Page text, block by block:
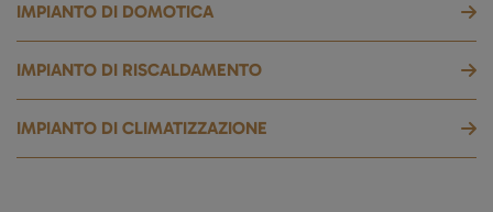
IMPIANTO DI DOMOTICA
IMPIANTO DI RISCALDAMENTO
IMPIANTO DI CLIMATIZZAZIONE